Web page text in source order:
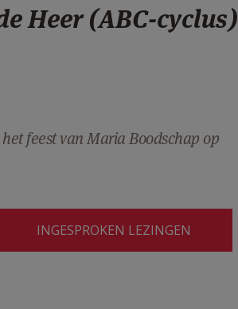
Heer (ABC-cyclus)
feest van Maria Boodschap op
INGESPROKEN LEZINGEN